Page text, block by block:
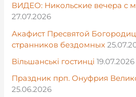
ВИДЕО: Никольские вечера с
27.07.2026
Акафист Пресвятой
странников бездомных
Вільшанські гостинці 19.07.2026
Праздник прп. Онуфрия
25.06.2026